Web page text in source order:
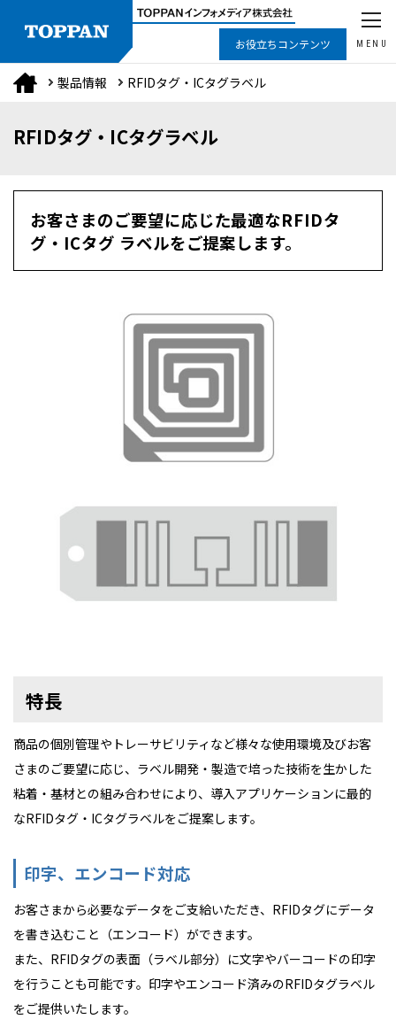
お役立ちコンテンツ MENU
製品情報 RFIDタグ・ICタグラベル
RFIDタグ・ICタグラベル
お客さまのご要望に応じた最適なRFIDタ
グ・ICタグ ラベルをご提案します。
特長
商品の個別管理やトレーサビリティなど様々な使用環境及びお客
さまのご要望に応じ、ラベル開発・製造で培った技術を生かした
粘着・基材との組み合わせにより、導入アプリケーションに最的
なRFIDタグ・ICタグラベルをご提案します。
印字、エンコード対応
お客さまから必要なデータをご支給いただき、RFIDタグにデータ
を書き込むこと（エンコード）ができます。
また、RFIDタグの表面（ラベル部分）に文字やバーコードの印字
を行うことも可能です。印字やエンコード済みのRFIDタグラベル
をご提供いたします。